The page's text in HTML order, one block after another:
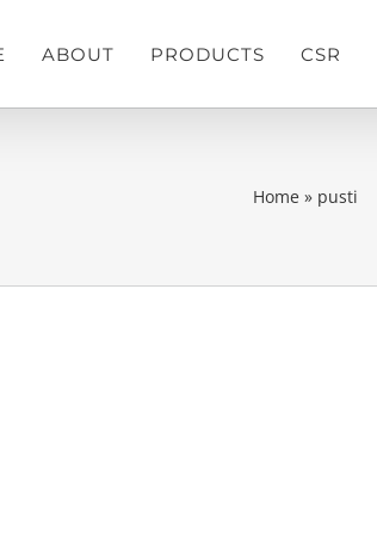
ABOUT PRODUCTS CSR
Home » pusti